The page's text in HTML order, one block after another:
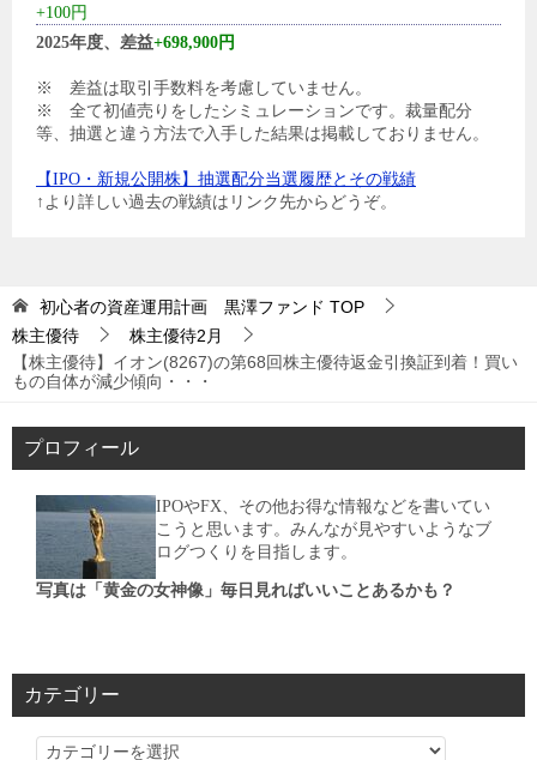
+100円
2025年度、差益+698,900円
※ 差益は取引手数料を考慮していません。
※ 全て初値売りをしたシミュレーションです。裁量配分
等、抽選と違う方法で入手した結果は掲載しておりません。
【IPO・新規公開株】抽選配分当選履歴とその戦績
↑より詳しい過去の戦績はリンク先からどうぞ。
初心者の資産運用計画 黒澤ファンド TOP
株主優待
株主優待2月
【株主優待】イオン(8267)の第68回株主優待返金引換証到着！買い
もの自体が減少傾向・・・
プロフィール
IPOやFX、その他お得な情報などを書いてい
こうと思います。みんなが見やすいようなブ
ログつくりを目指します。
写真は「黄金の女神像」毎日見ればいいことあるかも？
カテゴリー
カ